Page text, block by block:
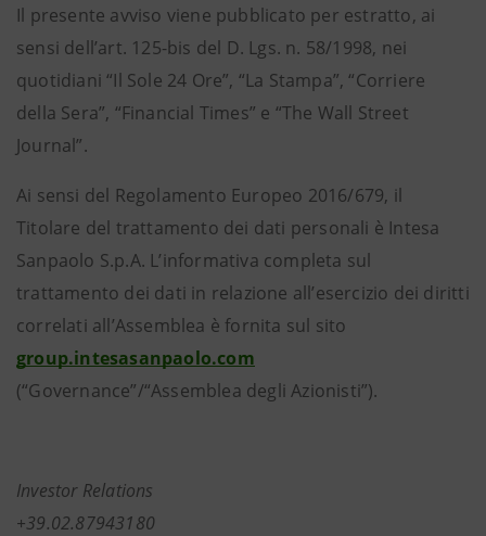
Il presente avviso viene pubblicato per estratto, ai
sensi dell’art. 125-bis del D. Lgs. n. 58/1998, nei
quotidiani “Il Sole 24 Ore”, “La Stampa”, “Corriere
della Sera”, “Financial Times” e “The Wall Street
Journal”.
Ai sensi del Regolamento Europeo 2016/679, il
Titolare del trattamento dei dati personali è Intesa
Sanpaolo S.p.A. L’informativa completa sul
trattamento dei dati in relazione all’esercizio dei diritti
correlati all’Assemblea è fornita sul sito
group.intesasanpaolo.com
(“Governance”/“Assemblea degli Azionisti”).
Investor Relations
+39.02.87943180